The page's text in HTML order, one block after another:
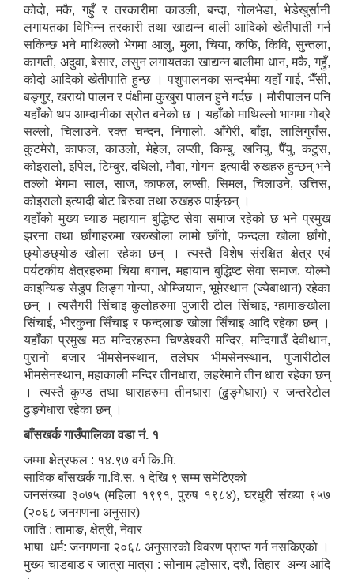
कोदो, मकै, गहुँ र तरकारीमा काउली, बन्दा, गोलभेडा, भेडेखुर्सानी
लगायतका विभिन्न तरकारी तथा खाद्यन्न बाली आदिको खेतीपाती गर्न
सकिन्छ भने माथिल्लो भेगमा आलु, मुला, चिया, कफि, किवि, सुन्तला,
कागती, अदुवा, बेसार, लसुन लगायतका खाद्यन्न बालीमा धान, मकै, गहुँ,
कोदो आदिको खेतीपाति हुन्छ । पशुपालनका सन्दर्भमा यहाँ गाई, भैँसी,
बङ्गुर, खरायो पालन र पंक्षीमा कुखुरा पालन हुने गर्दछ । मौरीपालन पनि
यहाँको थप आम्दानीका स्रोत बनेको छ । यहाँको माथिल्लो भागमा गोब्रे
सल्लो, चिलाउने, रक्त चन्दन, निगालो, आँगेरी, बाँझ, लालिगुराँस,
कुटमेरो, काफल, काउलो, मेहेल, लप्सी, किम्बु, खनियु, पैँयु, कटुस,
कोइरालो, इपिल, टिम्बुर, दधिलो, मौवा, गोगन इत्यादी रुखहरु हुन्छन् भने
तल्लो भेगमा साल, साज, काफल, लप्सी, सिमल, चिलाउने, उत्तिस,
कोइरालो इत्यादी बोट बिरुवा तथा रुखहरु पाईन्छन् ।
यहाँको मुख्य घ्याङ महायान बुद्धिष्ट सेवा समाज रहेको छ भने प्रमुख
झरना तथा छाँगाहरुमा खरुखोला लामो छाँगो, फन्दला खोला छाँगो,
छ्योङछ्योङ खोला रहेका छन् । त्यस्तै विशेष संरक्षित क्षेत्र एवं
पर्यटकीय क्षेत्रहरुमा चिया बगान, महायान बुद्धिष्ट सेवा समाज, योल्मो
काइन्यिङ सेडुप लिङ्ग गोन्पा, ओम्जियान, भूमेस्थान (ज्येबाथान) रहेका
छन् । त्यसैगरी सिंचाइ कुलोहरुमा पुजारी टोल सिंचाइ, ग्हामाङखोला
सिंचाई, भीरकुना सिँचाइ र फन्दलाङ खोला सिँचाइ आदि रहेका छन् ।
यहाँका प्रमुख मठ मन्दिरहरुमा चिण्डेश्वरी मन्दिर, मन्दिगाउँ देवीथान,
पुरानो बजार भीमसेनस्थान, तलेघर भीमसेनस्थान, पुजारीटोल
भीमसेनस्थान, महाकाली मन्दिर तीनधारा, लहरेमाने तीन धारा रहेका छन्
। त्यस्तै कुण्ड तथा धाराहरुमा तीनधारा (ढुङ्गेधारा) र जन्तरेटोल
ढुङ्गेधारा रहेका छन् ।
बाँसखर्क गाउँपालिका वडा नं. १
जम्मा क्षेत्रफल : १४.९७ वर्ग कि.मि.
साविक बाँसखर्क गा.वि.स. १ देखि ९ सम्म समेटिएको
जनसंख्या ३०७५ (महिला १९९१, पुरुष १९८४), घरधुरी संख्या ९५७
(२०६८ जनगणना अनुसार)
जाति : तामाङ, क्षेत्री, नेवार
भाषा धर्म: जनगणना २०६८ अनुसारको विवरण प्राप्त गर्न नसकिएको ।
मुख्य चाडबाड र जात्रा मात्रा : सोनाम ल्होसार, दशै, तिहार अन्य आदि